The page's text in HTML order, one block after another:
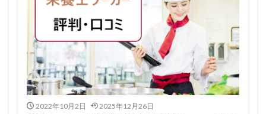
2022年10月2日 2025年12月26日